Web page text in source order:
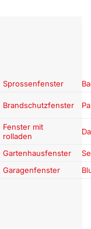
Sprossenfenster
Brandschutzfenster
Fenster mit
rolladen
Gartenhausfenster
Garagenfenster